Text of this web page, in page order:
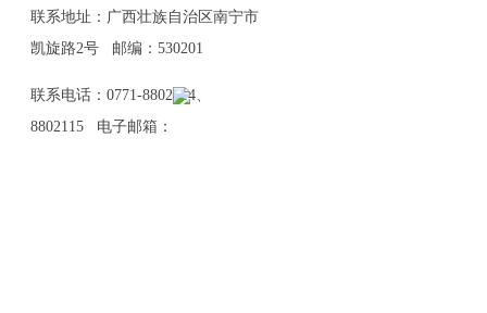
联系地址：广西壮族自治区南宁市
凯旋路2号 邮编：530201
联系电话：0771-8802114、
8802115 电子邮箱：